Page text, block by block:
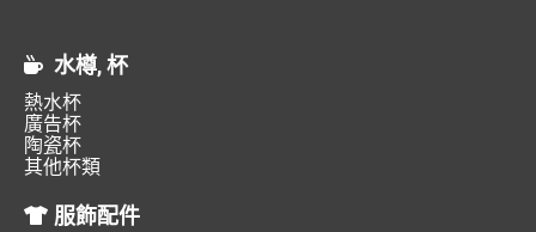
水樽, 杯
熱水杯
廣告杯
陶瓷杯
其他杯類
服飾配件